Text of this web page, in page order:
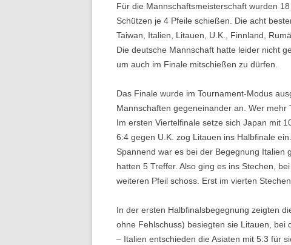
Für die Mannschaftsmeisterschaft wurden
Schützen je 4 Pfeile schießen. Die acht
Taiwan, Italien, Litauen, U.K., Finnland,
Die deutsche Mannschaft hatte leider nicht
um auch im Finale mitschießen zu dürfen.
Das Finale wurde im Tournament-Modus
Mannschaften gegeneinander an. Wer mehr
Im ersten Viertelfinale setze sich Japan mit
6:4 gegen U.K. zog Litauen ins Halbfinale
Spannend war es bei der Begegnung Italien
hatten 5 Treffer. Also ging es ins Stechen,
weiteren Pfeil schoss. Erst im vierten
In der ersten Halbfinalsbegegnung zeigten
ohne Fehlschuss) besiegten sie Litauen, bei
– Italien entschieden die Asiaten mit 5:3 für